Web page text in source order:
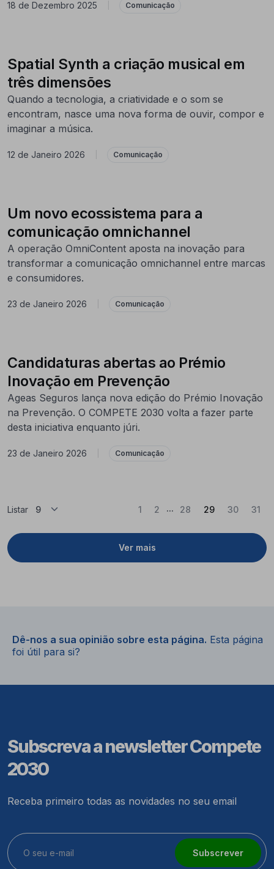
18 de Dezembro 2025 Comunicação
Spatial Synth a criação musical em
três dimensões
Quando a tecnologia, a criatividade e o som se
encontram, nasce uma nova forma de ouvir, compor e
imaginar a música.
12 de Janeiro 2026 Comunicação
Um novo ecossistema para a
comunicação omnichannel
A operação OmniContent aposta na inovação para
transformar a comunicação omnichannel entre marcas
e consumidores.
23 de Janeiro 2026 Comunicação
Candidaturas abertas ao Prémio
Inovação em Prevenção
Ageas Seguros lança nova edição do Prémio Inovação
na Prevenção. O COMPETE 2030 volta a fazer parte
desta iniciativa enquanto júri.
23 de Janeiro 2026 Comunicação
Listar
Ver mais
1 2 ... 28 29(Atual)
30 31
Dê-nos a sua opinião sobre esta página. Esta página
foi útil para si?
Subscreva a newsletter Compete
2030
Receba primeiro todas as novidades no seu email
Subscrever